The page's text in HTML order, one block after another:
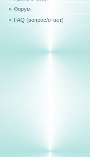
Форум
FAQ (вопрос/ответ)